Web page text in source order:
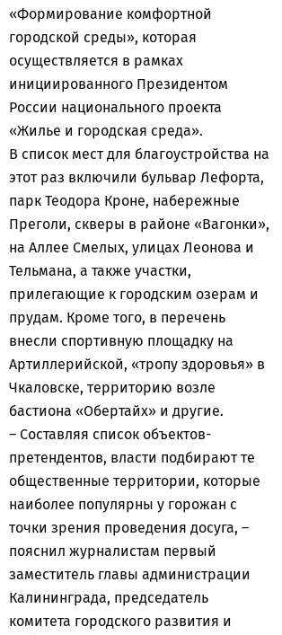
«Формирование комфортной
городской среды», которая
осуществляется в рамках
инициированного Президентом
России национального проекта
«Жилье и городская среда».
В список мест для благоустройства на
этот раз включили бульвар Лефорта,
парк Теодора Кроне, набережные
Преголи, скверы в районе «Вагонки»,
на Аллее Смелых, улицах Леонова и
Тельмана, а также участки,
прилегающие к городским озерам и
прудам. Кроме того, в перечень
внесли спортивную площадку на
Артиллерийской, «тропу здоровья» в
Чкаловске, территорию возле
бастиона «Обертайх» и другие.
– Составляя список объектов-
претендентов, власти подбирают те
общественные территории, которые
наиболее популярны у горожан с
точки зрения проведения досуга, –
пояснил журналистам первый
заместитель главы администрации
Калининграда, председатель
комитета городского развития и